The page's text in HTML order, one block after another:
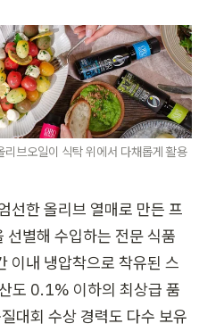
브오일이 식탁 위에서 다채롭게 활용
선한 올리브 열매로 만든 프
선별해 수입하는 전문 식품
이내 냉압착으로 착유된 스
도 0.1% 이하의 최상급 품
대회 수상 경력도 다수 보유